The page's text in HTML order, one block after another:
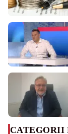
CATEGORII